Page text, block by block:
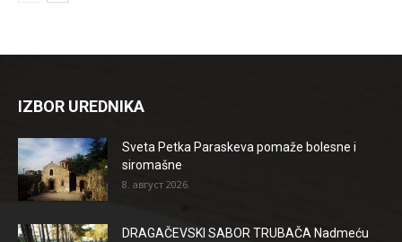
IZBOR UREDNIKA
Sveta Petka Paraskeva pomaže bolesne i
siromašne
8. август 2026.
DRAGAČEVSKI SABOR TRUBAČA Nadmeću